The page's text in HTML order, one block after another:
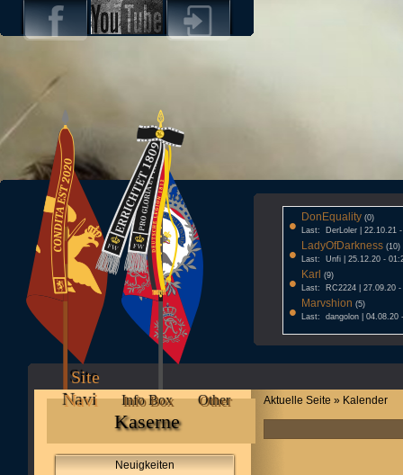
• DonEquality (0)
Last: DerLoler | 22.10.21
• LadyOfDarkness (10)
Last: Unfi | 25.12.20 -
• Karl (9)
Last: RC2224 | 27.09.20 -
• Marvshion (5)
Last: dangolon | 04.08.20
Site
Navi
Info Box Other
Kaserne
Neuigkeiten
Aktuelle Seite » Kalender